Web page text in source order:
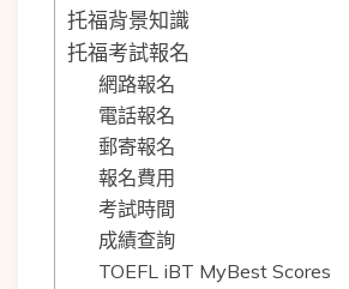
托福背景知識
托福考試報名
網路報名
電話報名
郵寄報名
報名費用
考試時間
成績查詢
TOEFL iBT MyBest Scores